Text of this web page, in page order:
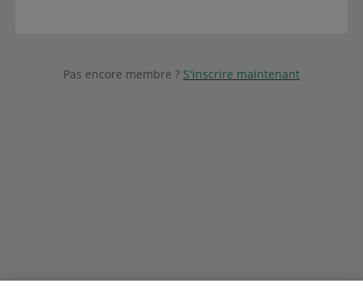
Pas encore membre ? S'inscrire maintenant